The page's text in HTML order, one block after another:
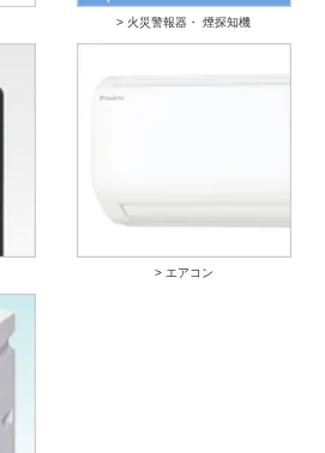
> 火災警報器・ 煙探知機
> エアコン